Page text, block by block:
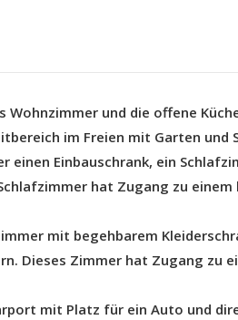
Wohnzimmer und die offene
im Freien mit Garten und
einen Einbauschrank, ein
hat Zugang zu
mit begehbarem
Dieses Zimmer hat Zugang zu
mit Platz für ein Auto und